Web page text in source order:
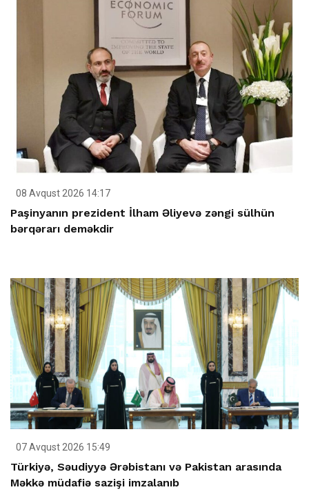
08 Avqust 2026 14:17
Paşinyanın prezident İlham Əliyevə zəngi sülhün
bərqərarı deməkdir
07 Avqust 2026 15:49
Türkiyə, Səudiyyə Ərəbistanı və Pakistan arasında
Məkkə müdafiə sazişi imzalanıb